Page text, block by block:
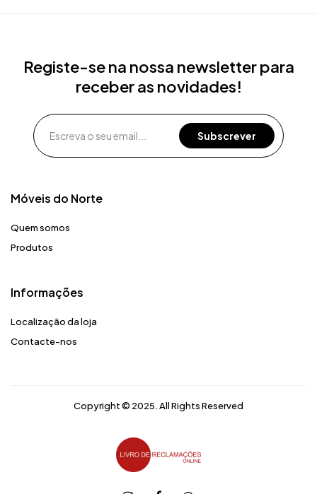
Móveis do Norte​
Quem somos
Produtos
Registe-se na nossa newsletter para
receber as novidades!
Informações
Localização da loja
Contacte-nos
Copyright © 2025. All Rights Reserved